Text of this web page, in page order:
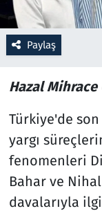
Paylaş
Hazal
Türkiye'de
yargı
fenomenleri
Bahar ve
davalarıyla
Televizyon